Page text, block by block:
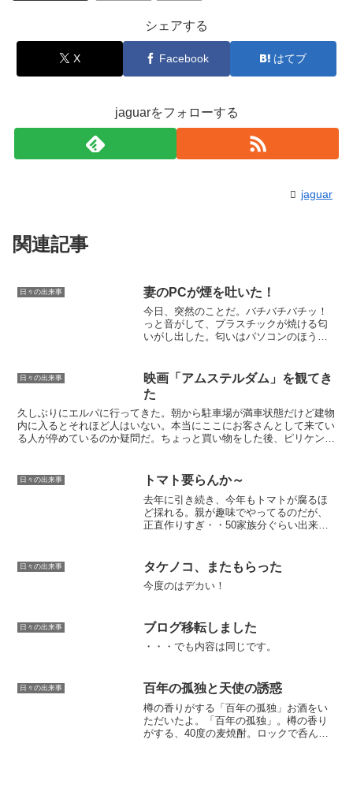
シェアする
X Facebook はてブ
jaguarをフォローする
jaguar
関連記事
日々の出来事 妻のPCが煙を吐いた！
今日、突然のことだ。バチバチバチッ！
っと音がして、プラスチックが焼ける匂
いがし出した。匂いはパソコンのほうか
因だった。様子を見てもう一度つけてみ
たが、すぐに煙が出てき...
日々の出来事
映画「アムステルダム」を観てき
た
久しぶりにエルパに行ってきた。朝から駐車場が満車状態だけど建物
内に入るとそれほど人はいない。本当にここにお客さんとして来てい
る人が停めているのか疑問だ。ちょっと買い物をした後、ピリケンで
日々の出来事 トマト要らんか～
去年に引き続き、今年もトマトが腐るほ
ど採れる。親が趣味でやってるのだが、
正直作りすぎ・・50家族分ぐらい出来て
であげます。味はかなりの上等品です。
甘くておいしい。水は余...
日々の出来事 タケノコ、またもらった
今度のはデカい！
日々の出来事 ブログ移転しました
・・・でも内容は同じです。
日々の出来事 百年の孤独と天使の誘惑
樽の香りがする「百年の孤独」お酒をい
ただいたよ。「百年の孤独」。樽の香り
がする、40度の麦焼酎。ロックで呑んだ